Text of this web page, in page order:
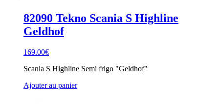
82090 Tekno Scania S Highline
Geldhof
169.00€
Scania S Highline Semi frigo "Geldhof"
Ajouter au panier